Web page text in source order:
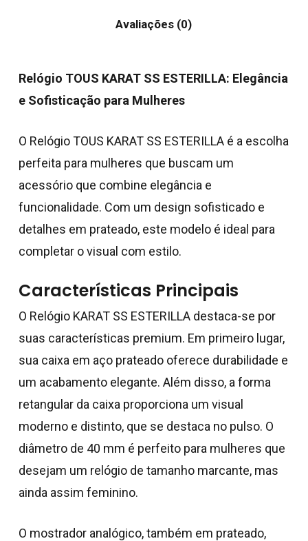
Avaliações (0)
Relógio TOUS KARAT SS ESTERILLA: Elegância
e Sofisticação para Mulheres
O Relógio TOUS KARAT SS ESTERILLA é a escolha
perfeita para mulheres que buscam um
acessório que combine elegância e
funcionalidade. Com um design sofisticado e
detalhes em prateado, este modelo é ideal para
completar o visual com estilo.
Características Principais
O Relógio KARAT SS ESTERILLA destaca-se por
suas características premium. Em primeiro lugar,
sua caixa em aço prateado oferece durabilidade e
um acabamento elegante. Além disso, a forma
retangular da caixa proporciona um visual
moderno e distinto, que se destaca no pulso. O
diâmetro de 40 mm é perfeito para mulheres que
desejam um relógio de tamanho marcante, mas
ainda assim feminino.
O mostrador analógico, também em prateado,